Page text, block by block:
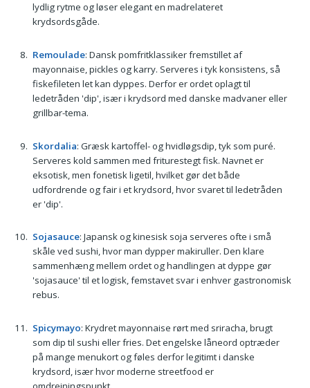
lydlig rytme og løser elegant en madrelateret
krydsordsgåde.
Remoulade: Dansk pomfritklassiker fremstillet af
mayonnaise, pickles og karry. Serveres i tyk konsistens, så
fiskefileten let kan dyppes. Derfor er ordet oplagt til
ledetråden 'dip', især i krydsord med danske madvaner eller
grillbar-tema.
Skordalia: Græsk kartoffel- og hvidløgsdip, tyk som puré.
Serveres kold sammen med friturestegt fisk. Navnet er
eksotisk, men fonetisk ligetil, hvilket gør det både
udfordrende og fair i et krydsord, hvor svaret til ledetråden
er 'dip'.
Sojasauce: Japansk og kinesisk soja serveres ofte i små
skåle ved sushi, hvor man dypper makiruller. Den klare
sammenhæng mellem ordet og handlingen at dyppe gør
'sojasauce' til et logisk, femstavet svar i enhver gastronomisk
rebus.
Spicymayo: Krydret mayonnaise rørt med sriracha, brugt
som dip til sushi eller fries. Det engelske låneord optræder
på mange menukort og føles derfor legitimt i danske
krydsord, især hvor moderne streetfood er